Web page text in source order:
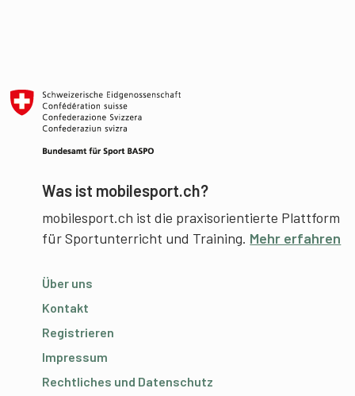
Was ist mobilesport.ch?
mobilesport.ch ist die praxisorientierte Plattform
für Sportunterricht und Training. Mehr erfahren
Über uns
Kontakt
Registrieren
Impressum
Rechtliches und Datenschutz